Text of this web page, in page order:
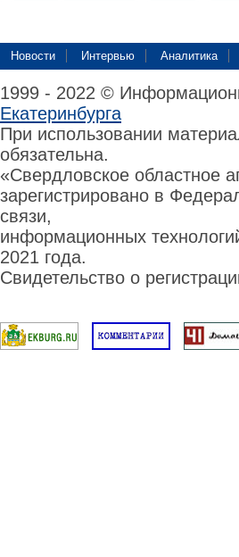
Новости Интервью Аналитика
1999 - 2022 ©
Екатеринбурга
При использовании
обязательна.
«Свердловское областное
зарегистрировано в
связи,
информационных
2021 года.
Свидетельство о